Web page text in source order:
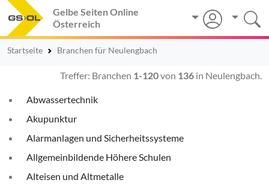
Gelbe Seiten Online
Österreich
Startseite Branchen für Neulengbach
Treffer: Branchen 1-120von 136 in Neulengbach.
Abwassertechnik
Akupunktur
Alarmanlagen und Sicherheitssysteme
Allgemeinbildende Höhere Schulen
Alteisen und Altmetalle